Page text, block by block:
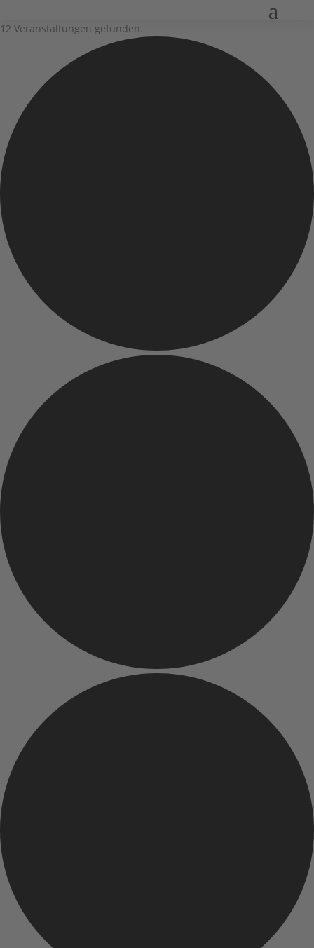
12 Veranstaltungen gefunden.